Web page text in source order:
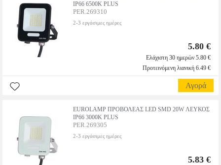
IP66 6500K PLUS
PER.269310
2-3 εργάσιμες ημέρες
5.80 €
Ελάχιστη 30 ημερών 5.80 €
Προτεινόμενη λιανική 6.49 €
Αγορά
EUROLAMP ΠΡΟΒΟΛΕΑΣ LED SMD 20W ΛΕΥΚΟΣ
IP66 3000K PLUS
PER.269305
2-3 εργάσιμες ημέρες
5.83 €